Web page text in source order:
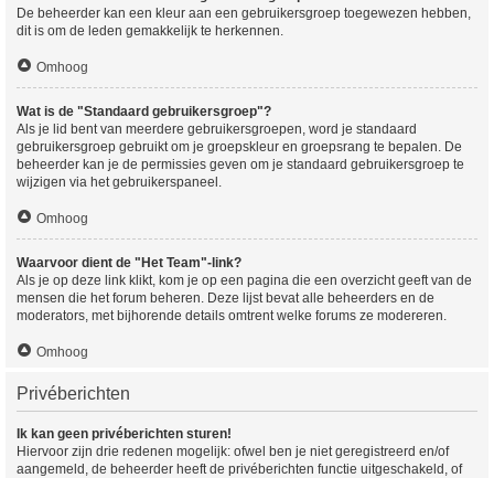
De beheerder kan een kleur aan een gebruikersgroep toegewezen hebben,
dit is om de leden gemakkelijk te herkennen.
Omhoog
Wat is de "Standaard gebruikersgroep"?
Als je lid bent van meerdere gebruikersgroepen, word je standaard
gebruikersgroep gebruikt om je groepskleur en groepsrang te bepalen. De
beheerder kan je de permissies geven om je standaard gebruikersgroep te
wijzigen via het gebruikerspaneel.
Omhoog
Waarvoor dient de "Het Team"-link?
Als je op deze link klikt, kom je op een pagina die een overzicht geeft van de
mensen die het forum beheren. Deze lijst bevat alle beheerders en de
moderators, met bijhorende details omtrent welke forums ze modereren.
Omhoog
Privéberichten
Ik kan geen privéberichten sturen!
Hiervoor zijn drie redenen mogelijk: ofwel ben je niet geregistreerd en/of
aangemeld, de beheerder heeft de privéberichten functie uitgeschakeld, of